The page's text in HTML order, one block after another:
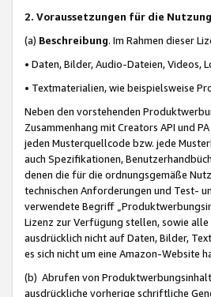
2. Voraussetzungen für die
(a) Beschreibung. Im Rahmen dieser
• Daten, Bilder, Audio-Dateien, Videos,
• Textmaterialien, wie beispielsweise
Neben den vorstehenden
Zusammenhang mit Creators API und
jeden Musterquellcode bzw. jede
auch Spezifikationen,
denen die für die ordnungsgemäße
technischen Anforderungen und Test-
verwendete Begriff
Lizenz zur Verfügung stellen, sowie
ausdrücklich nicht auf Daten, Bilder,
es sich nicht um eine Amazon-Website
(b) Abrufen von
ausdrückliche vorherige schriftliche